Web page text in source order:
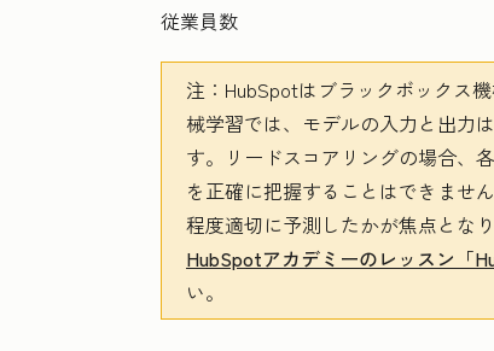
従業員数
注： HubSpotはブラックボックス
械学習では、モデルの入力と出力
す。リードスコアリングの場合、
を正確に把握することはできませ
程度適切に予測したかが焦点とな
HubSpotアカデミーのレッスン「
い。